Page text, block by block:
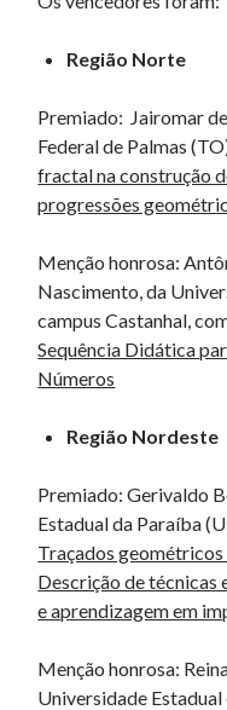
Região Norte
Premiado: Jairomar
Federal de Palmas
fractal na construção
progressões
Menção honrosa:
Nascimento, da
campus Castanhal,
Sequência Didática
Números
Região Nordeste
Premiado: Gerivaldo
Estadual da Paraíba
Traçados
Descrição de técnicas
e aprendizagem em
Menção honrosa:
Universidade Estadual